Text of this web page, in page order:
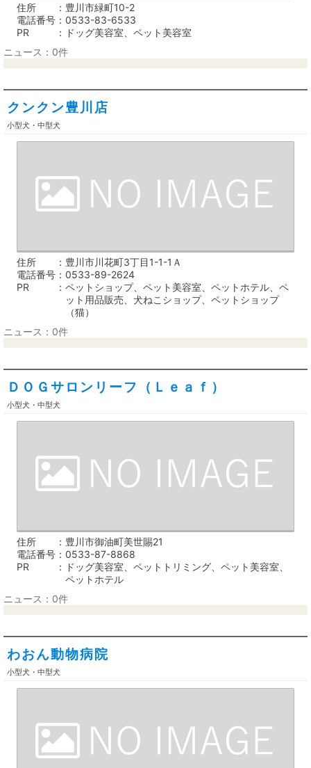
住所
豊川市緑町10-2
電話番号
0533-83-6533
PR
ドッグ美容室、ペット美容室
ニュース：0件
クンクン豊川店
小型犬・中型犬
住所
豊川市川花町3丁目1-1-1Ａ
電話番号
0533-89-2624
PR
ペットショップ、ペット美容室、ペットホテル、ペ
ット用品販売、犬ねこショップ、ペットショップ
（猫）
ニュース：0件
ＤＯＧサロンリーフ（Ｌｅａｆ）
小型犬・中型犬
住所
豊川市御油町美世賜21
電話番号
0533-87-8868
PR
ドッグ美容室、ペットトリミング、ペット美容室、
ペットホテル
ニュース：0件
わおん動物病院
小型犬・中型犬